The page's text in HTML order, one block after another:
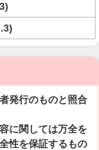
発行のものと照合
に関しては万全を
性を保証するもの